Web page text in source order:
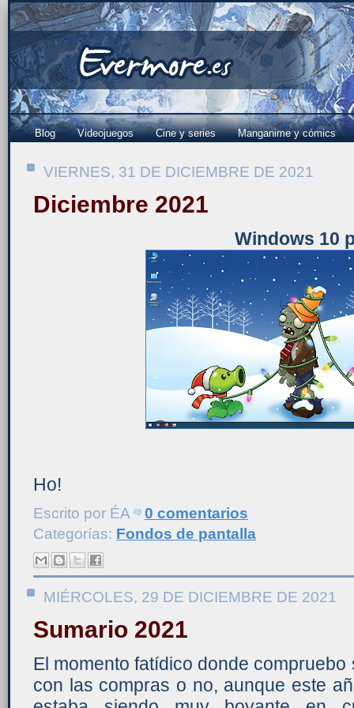
Blog Videojuegos Cine y series Manganime y cómics
VIERNES, 31 DE DICIEMBRE DE 2021
Diciembre 2021
Windows 10
Ho!
Escrito por ÉA
0 comentarios
Categorías: Fondos de pantalla
MIÉRCOLES, 29 DE DICIEMBRE DE 2021
Sumario 2021
El momento fatídico donde
con las compras o no, aunque este